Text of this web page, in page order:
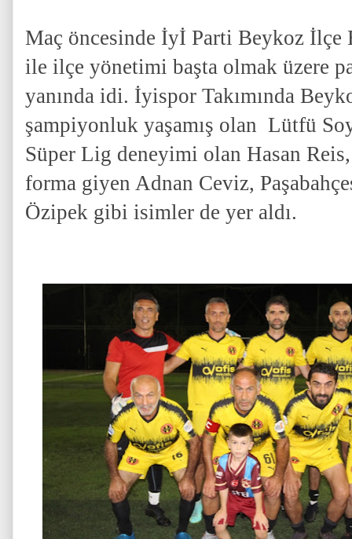
Maç öncesinde İyİ Parti Beykoz İlçe
ile ilçe yönetimi başta olmak üzere
yanında idi. İyispor Takımında
şampiyonluk yaşamış olan Lütfü
Süper Lig deneyimi olan Hasan
forma giyen Adnan Ceviz,
Özipek gibi isimler de yer aldı.